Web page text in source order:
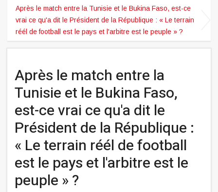
Après le match entre la Tunisie et le Bukina Faso, est-ce
vrai ce qu'a dit le Président de la République : « Le terrain
réél de football est le pays et l'arbitre est le peuple » ?
Après le match entre la
Tunisie et le Bukina Faso,
est-ce vrai ce qu'a dit le
Président de la République :
« Le terrain réél de football
est le pays et l'arbitre est le
peuple » ?